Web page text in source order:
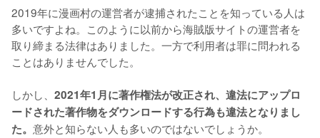
2019年に漫画村の運営者が逮捕されたことを知っている人は
多いですよね。このように以前から海賊版サイトの運営者を
取り締まる法律はありました。一方で利用者は罪に問われる
ことはありませんでした。
しかし、 2021年1月に著作権法が改正され、違法にアップロ
ードされた著作物をダウンロードする行為も違法となりまし
た。 意外と知らない人も多いのではないでしょうか。